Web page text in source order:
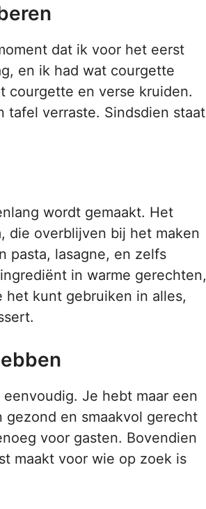
dat ik voor het eerst
en ik had wat courgette
courgette en verse kruiden.
tafel verraste. Sindsdien staat
wordt gemaakt. Het
die overblijven bij het maken
pasta, lasagne, en zelfs
in warme gerechten,
kunt gebruiken in alles,
Je hebt maar een
en smaakvol gerecht
voor gasten. Bovendien
maakt voor wie op zoek is